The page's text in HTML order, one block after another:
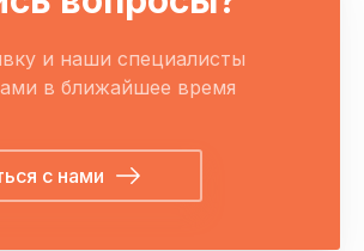
и наши специалисты
в ближайшее время
с нами